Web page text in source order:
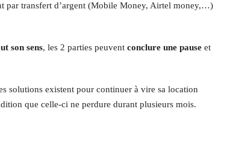
par transfert d’argent (Mobile Money, Airtel money,…)
son sens, les 2 parties peuvent conclure une pause et
solutions existent pour continuer à vire sa location
que celle-ci ne perdure durant plusieurs mois.